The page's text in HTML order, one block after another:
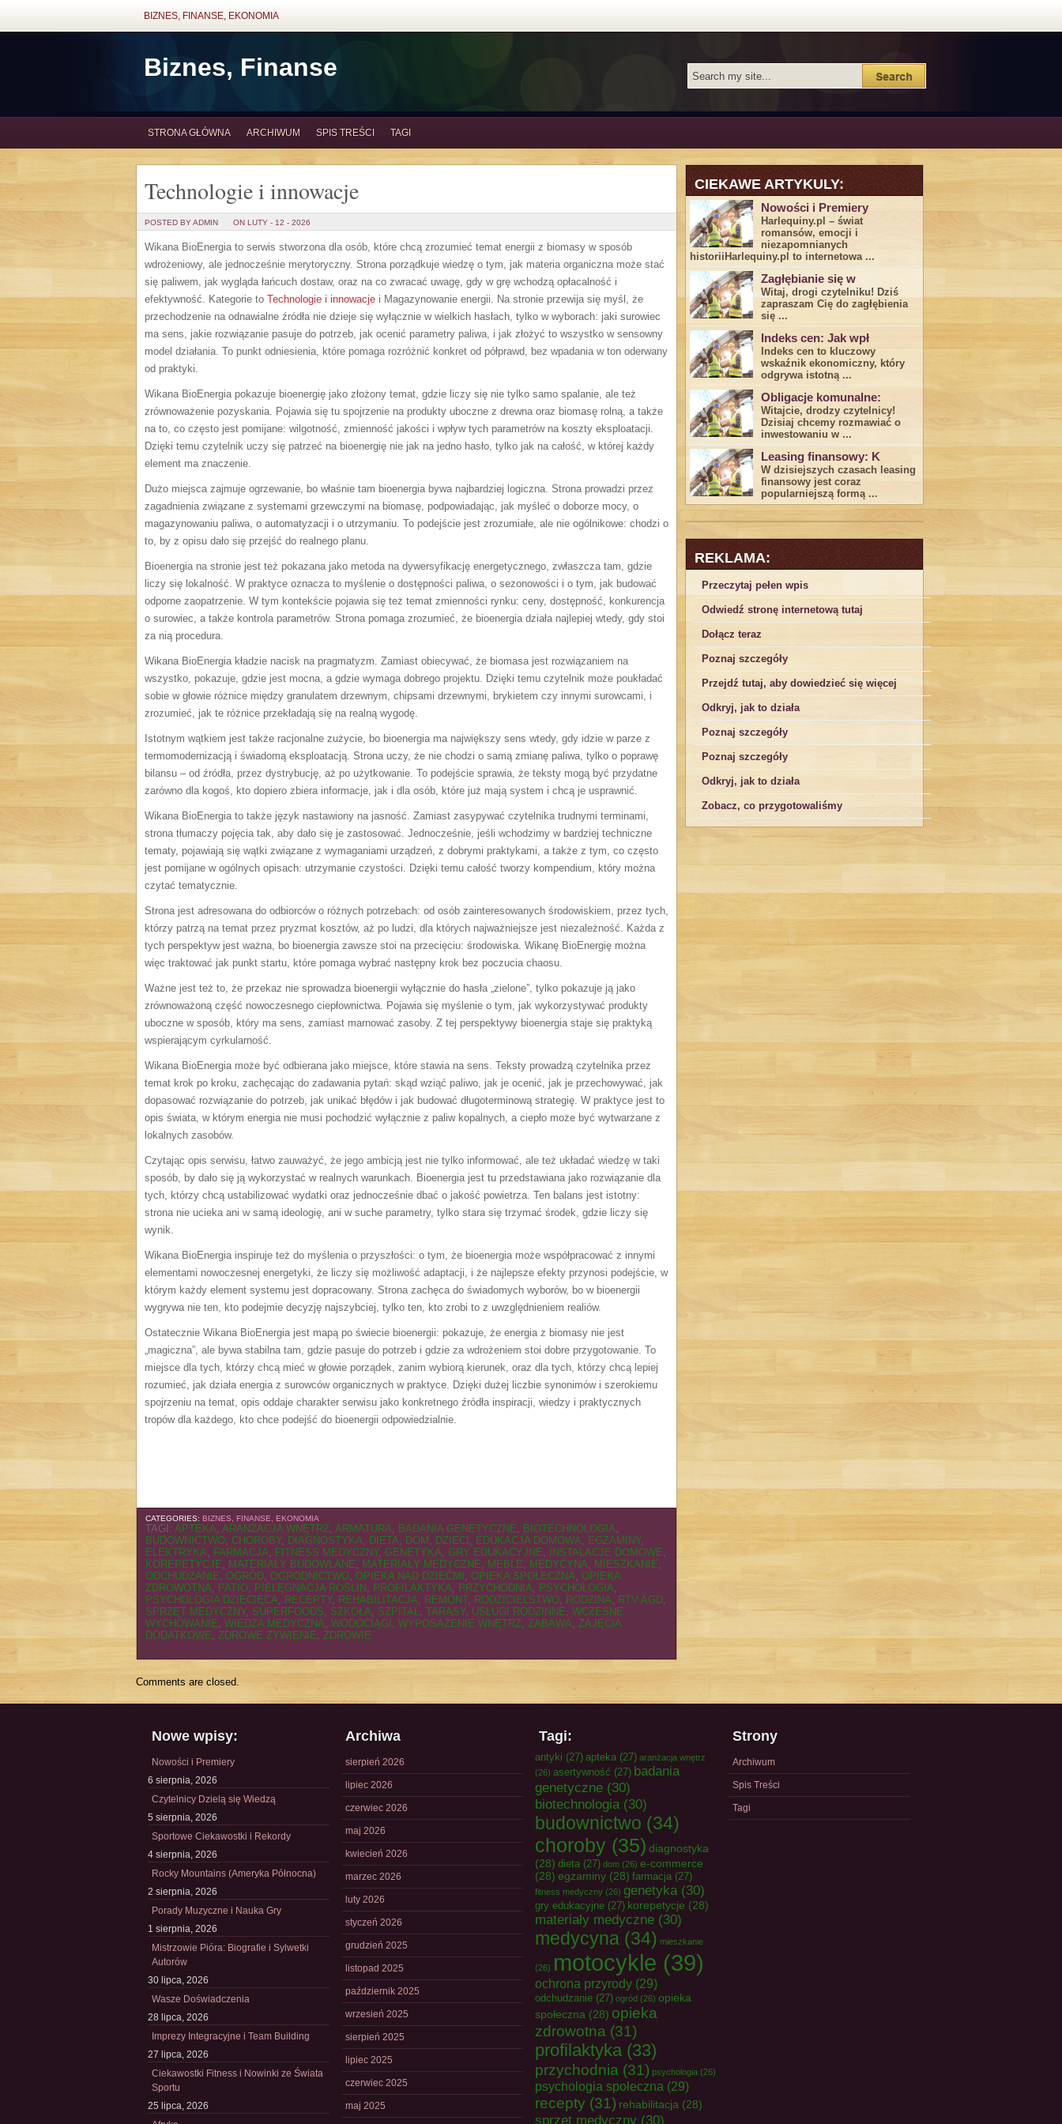
BIZNES, FINANSE, EKONOMIA
Biznes, Finanse
STRONA GŁÓWNA ARCHIWUM SPIS TREŚCI TAGI
Technologie i innowacje
POSTED BY ADMIN ON LUTY - 12 - 2026
Wikana BioEnergia to serwis stworzona dla osób, które chcą zrozumieć temat energii z biomasy w sposób
wdrożeniowy, ale jednocześnie merytoryczny. Strona porządkuje wiedzę o tym, jak materia organiczna może stać
się paliwem, jak wygląda łańcuch dostaw, oraz na co zwracać uwagę, gdy w grę wchodzą opłacalność i
efektywność. Kategorie to Technologie i innowacje i Magazynowanie energii. Na stronie przewija się myśl, że
przechodzenie na odnawialne źródła nie dzieje się wyłącznie w wielkich hasłach, tylko w wyborach: jaki surowiec
ma sens, jakie rozwiązanie pasuje do potrzeb, jak ocenić parametry paliwa, i jak złożyć to wszystko w sensowny
model działania. To punkt odniesienia, które pomaga rozróżnić konkret od półprawd, bez wpadania w ton oderwany
od praktyki.
Wikana BioEnergia pokazuje bioenergię jako złożony temat, gdzie liczy się nie tylko samo spalanie, ale też
zrównoważenie pozyskania. Pojawia się tu spojrzenie na produkty uboczne z drewna oraz biomasę rolną, a także
na to, co często jest pomijane: wilgotność, zmienność jakości i wpływ tych parametrów na koszty eksploatacji.
Dzięki temu czytelnik uczy się patrzeć na bioenergię nie jak na jedno hasło, tylko jak na całość, w której każdy
element ma znaczenie.
Dużo miejsca zajmuje ogrzewanie, bo właśnie tam bioenergia bywa najbardziej logiczna. Strona prowadzi przez
zagadnienia związane z systemami grzewczymi na biomasę, podpowiadając, jak myśleć o doborze mocy, o
magazynowaniu paliwa, o automatyzacji i o utrzymaniu. To podejście jest zrozumiałe, ale nie ogólnikowe: chodzi o
to, by z opisu dało się przejść do realnego planu.
Bioenergia na stronie jest też pokazana jako metoda na dywersyfikację energetycznego, zwłaszcza tam, gdzie
liczy się lokalność. W praktyce oznacza to myślenie o dostępności paliwa, o sezonowości i o tym, jak budować
odporne zaopatrzenie. W tym kontekście pojawia się też temat zmienności rynku: ceny, dostępność, konkurencja
o surowiec, a także kontrola parametrów. Strona pomaga zrozumieć, że bioenergia działa najlepiej wtedy, gdy stoi
za nią procedura.
Wikana BioEnergia kładzie nacisk na pragmatyzm. Zamiast obiecywać, że biomasa jest rozwiązaniem na
wszystko, pokazuje, gdzie jest mocna, a gdzie wymaga dobrego projektu. Dzięki temu czytelnik może poukładać
sobie w głowie różnice między granulatem drzewnym, chipsami drzewnymi, brykietem czy innymi surowcami, i
zrozumieć, jak te różnice przekładają się na realną wygodę.
Istotnym wątkiem jest także racjonalne zużycie, bo bioenergia ma największy sens wtedy, gdy idzie w parze z
termomodernizacją i świadomą eksploatacją. Strona uczy, że nie chodzi o samą zmianę paliwa, tylko o poprawę
bilansu – od źródła, przez dystrybucję, aż po użytkowanie. To podejście sprawia, że teksty mogą być przydatne
zarówno dla kogoś, kto dopiero zbiera informacje, jak i dla osób, które już mają system i chcą je usprawnić.
Wikana BioEnergia to także język nastawiony na jasność. Zamiast zasypywać czytelnika trudnymi terminami,
strona tłumaczy pojęcia tak, aby dało się je zastosować. Jednocześnie, jeśli wchodzimy w bardziej techniczne
tematy, pojawiają się wątki związane z wymaganiami urządzeń, z dobrymi praktykami, a także z tym, co często
jest pomijane w ogólnych opisach: utrzymanie czystości. Dzięki temu całość tworzy kompendium, który można
czytać tematycznie.
Strona jest adresowana do odbiorców o różnych potrzebach: od osób zainteresowanych środowiskiem, przez tych,
którzy patrzą na temat przez pryzmat kosztów, aż po ludzi, dla których najważniejsze jest niezależność. Każda z
tych perspektyw jest ważna, bo bioenergia zawsze stoi na przecięciu: środowiska. Wikanę BioEnergię można
więc traktować jak punkt startu, które pomaga wybrać następny krok bez poczucia chaosu.
Ważne jest też to, że przekaz nie sprowadza bioenergii wyłącznie do hasła „zielone”, tylko pokazuje ją jako
zrównoważoną część nowoczesnego ciepłownictwa. Pojawia się myślenie o tym, jak wykorzystywać produkty
uboczne w sposób, który ma sens, zamiast marnować zasoby. Z tej perspektywy bioenergia staje się praktyką
wspierającym cyrkularność.
Wikana BioEnergia może być odbierana jako miejsce, które stawia na sens. Teksty prowadzą czytelnika przez
temat krok po kroku, zachęcając do zadawania pytań: skąd wziąć paliwo, jak je ocenić, jak je przechowywać, jak
dopasować rozwiązanie do potrzeb, jak unikać błędów i jak budować długoterminową strategię. W praktyce jest to
opis świata, w którym energia nie musi pochodzić wyłącznie z paliw kopalnych, a ciepło może być wytwarzane z
lokalnych zasobów.
Czytając opis serwisu, łatwo zauważyć, że jego ambicją jest nie tylko informować, ale też układać wiedzę w taki
sposób, by dało się ją wykorzystać w realnych warunkach. Bioenergia jest tu przedstawiana jako rozwiązanie dla
tych, którzy chcą ustabilizować wydatki oraz jednocześnie dbać o jakość powietrza. Ten balans jest istotny:
strona nie ucieka ani w samą ideologię, ani w suche parametry, tylko stara się trzymać środek, gdzie liczy się
wynik.
Wikana BioEnergia inspiruje też do myślenia o przyszłości: o tym, że bioenergia może współpracować z innymi
elementami nowoczesnej energetyki, że liczy się możliwość adaptacji, i że najlepsze efekty przynosi podejście, w
którym każdy element systemu jest dopracowany. Strona zachęca do świadomych wyborów, bo w bioenergii
wygrywa nie ten, kto podejmie decyzję najszybciej, tylko ten, kto zrobi to z uwzględnieniem realiów.
Ostatecznie Wikana BioEnergia jest mapą po świecie bioenergii: pokazuje, że energia z biomasy nie jest
„magiczna”, ale bywa stabilna tam, gdzie pasuje do potrzeb i gdzie za wdrożeniem stoi dobre przygotowanie. To
miejsce dla tych, którzy chcą mieć w głowie porządek, zanim wybiorą kierunek, oraz dla tych, którzy chcą lepiej
rozumieć, jak działa energia z surowców organicznych w praktyce. Dzięki dużej liczbie synonimów i szerokiemu
spojrzeniu na temat, opis oddaje charakter serwisu jako konkretnego źródła inspiracji, wiedzy i praktycznych
tropów dla każdego, kto chce podejść do bioenergii odpowiedzialnie.
CATEGORIES: BIZNES, FINANSE, EKONOMIA
TAGI: APTEKA, ARANŻACJA WNĘTRZ, ARMATURA, BADANIA GENETYCZNE, BIOTECHNOLOGIA,
BUDOWNICTWO, CHOROBY, DIAGNOSTYKA, DIETA, DOM , DZIECI , EDUKACJA DOMOWA, EGZAMINY,
ELEKTRYKA, FARMACJA, FITNESS MEDYCZNY, GENETYKA, GRY EDUKACYJNE, INSTALACJE DOMOWE,
KOREPETYCJE, MATERIAŁY BUDOWLANE, MATERIAŁY MEDYCZNE, MEBLE, MEDYCYNA, MIESZKANIE,
ODCHUDZANIE, OGRÓD, OGRODNICTWO, OPIEKA NAD DZIEĆMI , OPIEKA SPOŁECZNA, OPIEKA
ZDROWOTNA, PATIO, PIELĘGNACJA ROŚLIN , PROFILAKTYKA, PRZYCHODNIA, PSYCHOLOGIA,
PSYCHOLOGIA DZIECIĘCA, RECEPTY, REHABILITACJA, REMONT, RODZICIELSTWO, RODZINA, RTV AGD,
SPRZĘT MEDYCZNY, SUPERFOODS, SZKOŁA, SZPITAL, TARASY, USŁUGI RODZINNE, WCZESNE
WYCHOWANIE, WIEDZA MEDYCZNA, WODOCIĄGI , WYPOSAŻENIE WNĘTRZ, ZABAWA, ZAJĘCIA
DODATKOWE, ZDROWE ŻYWIENIE, ZDROWIE
Comments are closed.
CIEKAWE ARTYKULY:
Nowości i Premiery
Harlequiny.pl – świat
romansów, emocji i
niezapomnianych
historiiHarlequiny.pl to internetowa ...
Zagłębianie się w
Witaj, drogi ⁤czytelniku! Dziś
zapraszam Cię do‍ zagłębienia
‍się⁢ ...
Indeks cen: Jak wpł
Indeks cen to kluczowy
wskaźnik ekonomiczny, który
odgrywa ​istotną ...
Obligacje komunalne:
Witajcie, drodzy czytelnicy!
Dzisiaj chcemy rozmawiać o
inwestowaniu w ...
Leasing finansowy: K
W dzisiejszych czasach leasing ​
finansowy jest ⁢coraz
popularniejszą formą ...
REKLAMA:
Przeczytaj pełen wpis
Odwiedź stronę internetową tutaj
Dołącz teraz
Poznaj szczegóły
Przejdź tutaj, aby dowiedzieć się więcej
Odkryj, jak to działa
Poznaj szczegóły
Poznaj szczegóły
Odkryj, jak to działa
Zobacz, co przygotowaliśmy
Nowe wpisy:
Nowości i Premiery
6 sierpnia, 2026
Czytelnicy Dzielą się Wiedzą
5 sierpnia, 2026
Sportowe Ciekawostki i Rekordy
4 sierpnia, 2026
Rocky Mountains (Ameryka Północna)
2 sierpnia, 2026
Porady Muzyczne i Nauka Gry
1 sierpnia, 2026
Mistrzowie Pióra: Biografie i Sylwetki
Autorów
30 lipca, 2026
Wasze Doświadczenia
28 lipca, 2026
Imprezy Integracyjne i Team Building
27 lipca, 2026
Ciekawostki Fitness i Nowinki ze Świata
Sportu
25 lipca, 2026
Archiwa
sierpień 2026
lipiec 2026
czerwiec 2026
maj 2026
kwiecień 2026
marzec 2026
luty 2026
styczeń 2026
grudzień 2025
listopad 2025
październik 2025
wrzesień 2025
sierpień 2025
lipiec 2025
czerwiec 2025
maj 2025
Tagi:
antyki (27) apteka (27) aranżacja wnętrz
(26) asertywność (27) badania
genetyczne (30)
biotechnologia(30)
budownictwo (34)
choroby (35) diagnostyka
(28) dieta (27) dom (26) e-commerce
(28) egzaminy (28) farmacja (27)
fitness medyczny (26) genetyka(30)
gry edukacyjne (27) korepetycje (28)
materiały medyczne (30)
medycyna (34) mieszkanie
(26) motocykle (39)
ochrona przyrody (29)
odchudzanie (27) ogród (26) opieka
społeczna (28) opieka
zdrowotna (31)
profilaktyka (33)
przychodnia (31) psychologia (26)
psychologia społeczna (29)
recepty (31) rehabilitacja (28)
sprzęt medyczny (30)
Strony
Archiwum
Spis Treści
Tagi